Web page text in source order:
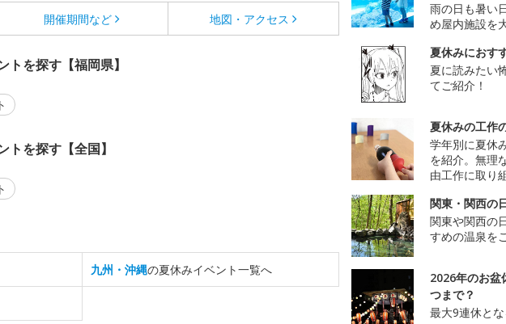
開催期間など 地図・アクセス
を探す【福岡県】
を探す【全国】
九州・沖縄の夏休みイベント一覧へ
雨の日も暑い
め屋内施設を
夏休みにおす
夏に読みたい
てご紹介！
夏休みの工作
学年別に夏休
を紹介。無理
由工作に取り
関東・関西の
関東や関西の
すめの温泉を
2026年のお盆
つまで？
最大9連休と